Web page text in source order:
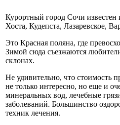
Курортный город Сочи известен
Хоста, Кудепста, Лазаревское,
Это Красная поляна, где
Зимой сюда съезжаются
склонах.
Не удивительно, что стоимость
не только интересно, но еще и
минеральных вод, лечебные
заболеваний. Большинство
техник лечения.